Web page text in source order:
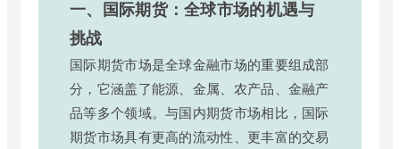
一、国际期货：全球市场的机遇与
挑战
国际期货市场是全球金融市场的重要组成部
分，它涵盖了能源、金属、农产品、金融产
品等多个领域。与国内期货市场相比，国际
期货市场具有更高的流动性、更丰富的交易